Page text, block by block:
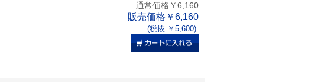
通常価格￥6,160
販売価格￥6,160
(税抜 ￥5,600)